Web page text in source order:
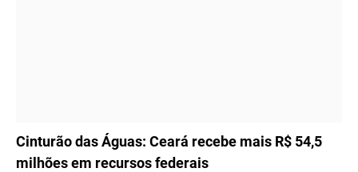
ÚLTIMAS NOTÍCIAS
Cinturão das Águas: Ceará recebe mais R$ 54,5
milhões em recursos federais